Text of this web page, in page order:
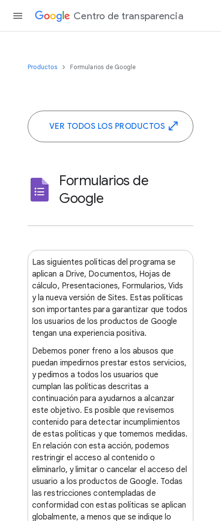
Centro de transparencia
Productos Formularios de Google
VER TODOS LOS PRODUCTOS
Formularios de
Google